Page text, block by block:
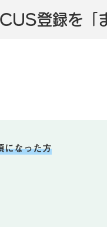
登録を「
になった方